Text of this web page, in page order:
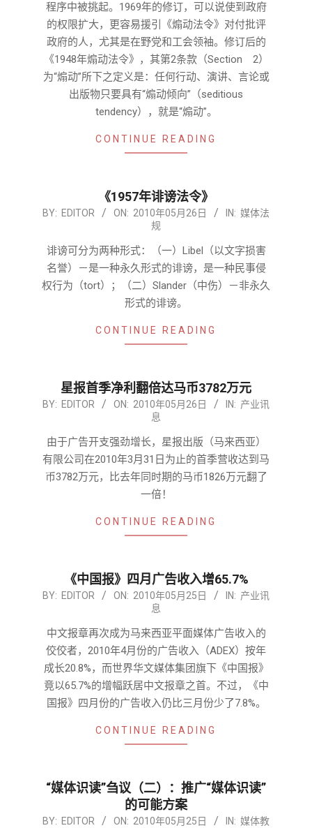
程序中被挑起。1969年的修订，可以说使到政府
的权限扩大，更容易援引《煽动法令》对付批评
政府的人，尤其是在野党和工会领袖。修订后的
《1948年煽动法令》，其第2条款（Section 2）
为“煽动”所下之定义是：任何行动、演讲、言论或
出版物只要具有“煽动倾向”（seditious
tendency），就是“煽动”。
CONTINUE READING
《1957年诽谤法令》
2010-
26
BY: EDITOR ON: 2010年05月26日 IN: 媒体法
规
诽谤可分为两种形式：（一）Libel（以文字损害
名誉）－是一种永久形式的诽谤，是一种民事侵
权行为（tort）；（二）Slander（中伤）－非永久
形式的诽谤。
CONTINUE READING
星报首季净利翻倍达马币3782万元
2010-
26
BY: EDITOR ON: 2010年05月26日 IN: 产业讯
息
由于广告开支强劲增长，星报出版（马来西亚）
有限公司在2010年3月31日为止的首季营收达到马
币3782万元，比去年同时期的马币1826万元翻了
一倍！
CONTINUE READING
《中国报》四月广告收入增65.7%
2010-
25
BY: EDITOR ON: 2010年05月25日 IN: 产业讯
息
中文报章再次成为马来西亚平面媒体广告收入的
佼佼者，2010年4月份的广告收入（ADEX）按年
成长20.8%，而世界华文媒体集团旗下《中国报》
竟以65.7%的增幅跃居中文报章之首。不过，《中
国报》四月份的广告收入仍比三月份少了7.8%。
CONTINUE READING
“媒体识读”刍议（二）：推广“媒体识读”
的可能方案
2010-
BY: EDITOR ON: 2010年05月25日 IN: 媒体教